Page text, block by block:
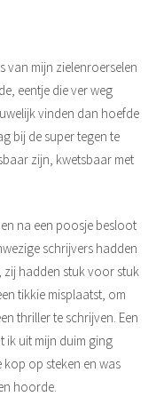
van mijn zielenroerselen
eentje die ver weg
vinden dan hoefde
bij de super tegen te
zijn, kwetsbaar met
na een poosje besloot
schrijvers hadden
hadden stuk voor stuk
tikkie misplaatst, om
thriller te schrijven. Een
ik uit mijn duim ging
kop op steken en was
hoorde.